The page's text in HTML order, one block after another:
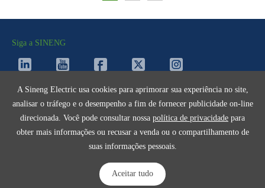
A Sineng Electric usa cookies para aprimorar sua experiência no site,
analisar o tráfego e o desempenho a fim de fornecer publicidade on-line
direcionada. Você pode consultar nossa política de privacidade para
obter mais informações ou recusar a venda ou o compartilhamento de
suas informações pessoais.
Aceitar tudo
Fale Conosco
Siga a SINENG
Termos de Uso Cookies